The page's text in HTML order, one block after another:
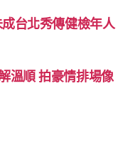
台北秀傳健檢年人
溫順 拍豪情排場像